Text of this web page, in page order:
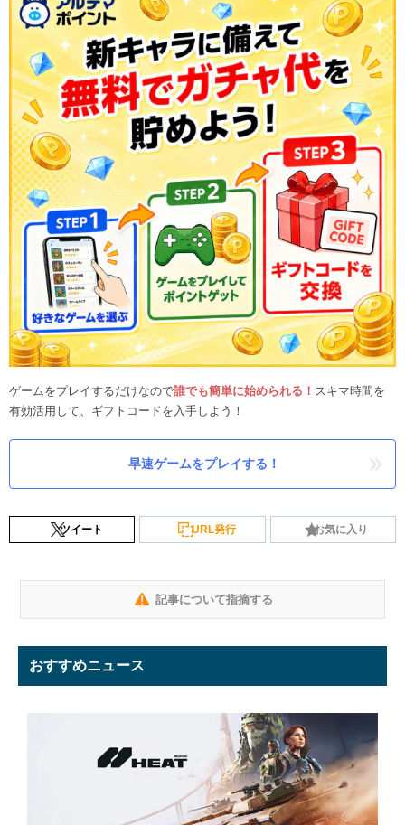
ゲームをプレイするだけなので誰でも簡単に始められる！ スキマ時間を
有効活用して、ギフトコードを入手しよう！
早速ゲームをプレイする！
ツイート URL発行 お気に入り
記事について指摘する
おすすめニュース